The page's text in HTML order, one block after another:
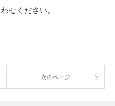
せください。
次のページ